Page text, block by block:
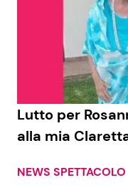
Chi siamo
Disclaimer e Privacy
Redazione
Contattaci
Privacy Policy
Lutto per
alla mia
NEWS SPETTACOLO